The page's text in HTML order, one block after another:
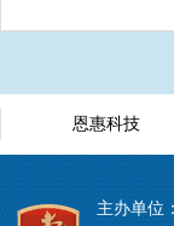
恩惠科技
主办单位